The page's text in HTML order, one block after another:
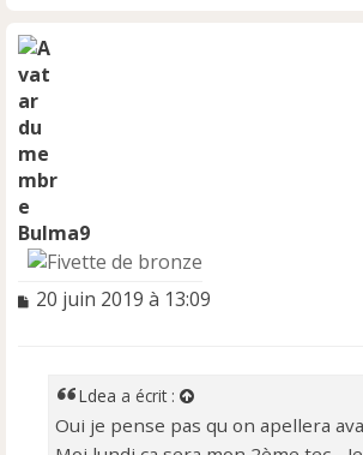
Bulma9
M
20 juin 2019 à 13:09
Ldea a écrit :
Oui je pense pas qu on apellera